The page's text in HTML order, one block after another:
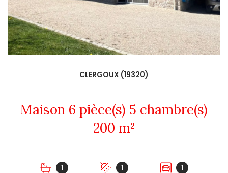
CLERGOUX (19320)
Maison 6 pièce(s) 5 chambre(s)
200 m²
1 1 1